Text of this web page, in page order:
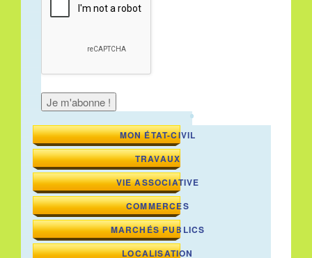
MON ÉTAT-CIVIL
TRAVAUX
VIE ASSOCIATIVE
COMMERCES
MARCHÉS PUBLICS
LOCALISATION